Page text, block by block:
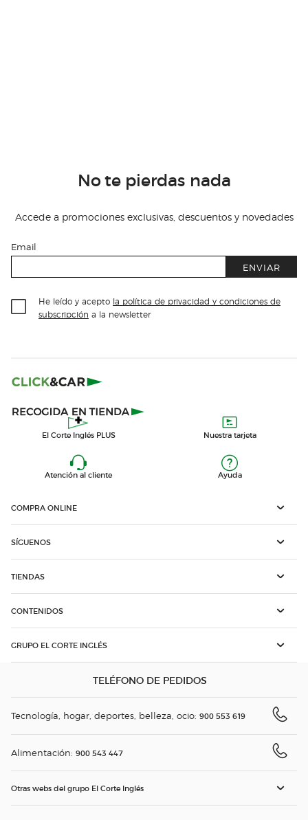
No te pierdas nada
Accede a promociones exclusivas, descuentos y novedades
Email
ENVIAR
He leído y acepto la política de privacidad y condiciones de
subscripción a la newsletter
El Corte Inglés PLUS Nuestra tarjeta
Atención al cliente Ayuda
COMPRA ONLINE
SÍGUENOS
TIENDAS
CONTENIDOS
GRUPO EL CORTE INGLÉS
TELÉFONO DE PEDIDOS
Tecnología, hogar, deportes, belleza, ocio: 900 553 619
Alimentación: 900 543 447
Otras webs del grupo El Corte Inglés